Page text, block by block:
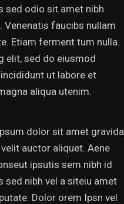
sed odio sit amet nibh
Venenatis faucibs nullam
Etiam ferment tum nulla.
elit, sed do eiusmod
ut labore et
aliqua utenim.
dolor sit amet gravida
velit auctor aliquet. Aene
ipsutis sem nibh id
sed nibh vel a siteiu amet
Dolor orem Ipsn vel